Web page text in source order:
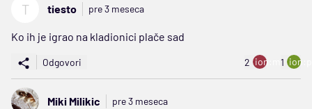
T tiesto pre 3 meseca
Ko ih je igrao na kladionici plače sad
Odgovori 2 ion:minus
1
Miki Milikic pre 3 meseca